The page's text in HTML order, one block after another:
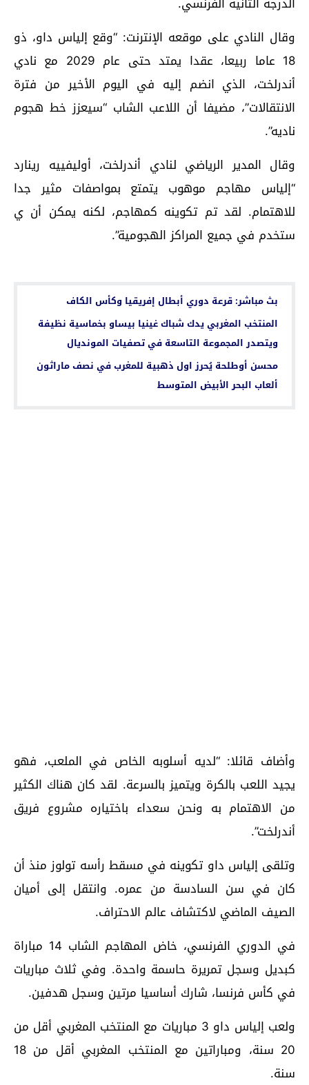
وقال النادي على موقعه الإنترنت: “وقع إلياس داو، ذو
18 عاما ربيعا، عقدا يمتد حتى عام 2029 مع نادي
أندرلخت، الذي انضم إليه في اليوم الأخير من فترة
الانتقالات”، مضيفا أن اللاعب الشاب “سيعزز خط هجوم
ناديه”.
وقال المدير الرياضي لنادي أندرلخت، أوليفييه رينارد
“إلياس مهاجم موهوب يتمتع بمواصفات مثير جدا
للاهتمام. لقد تم تكوينه كمهاجم، لكنه يمكن أن ي
ستخدم في جميع المراكز الهجومية”.
بث مباشر: قرعة دوري أبطال إفريقيا وكأس الكاف
المنتخب المغربي يدك شباك غينيا بيساو بخماسية نظيفة
ويتصدر المجموعة التاسعة في تصفيات المونديال
محسن أوطلحة يُحرز اول ذهبية للمغرب في نصف ماراثون
ألعاب البحر الأبيض المتوسط
وأضاف قائلا: “لديه أسلوبه الخاص في الملعب، فهو
يجيد اللعب بالكرة ويتميز بالسرعة. لقد كان هناك الكثير
من الاهتمام به ونحن سعداء باختياره مشروع فريق
أندرلخت”.
وتلقى إلياس داو تكوينه في مسقط رأسه تولوز منذ أن
كان في سن السادسة من عمره. وانتقل إلى أميان
الصيف الماضي لاكتشاف عالم الاحتراف.
في الدوري الفرنسي، خاض المهاجم الشاب 14 مباراة
كبديل وسجل تمريرة حاسمة واحدة. وفي ثلاث مباريات
في كأس فرنسا، شارك أساسيا مرتين وسجل هدفين.
ولعب إلياس داو 3 مباريات مع المنتخب المغربي أقل من
20 سنة، ومباراتين مع المنتخب المغربي أقل من 18
سنة.